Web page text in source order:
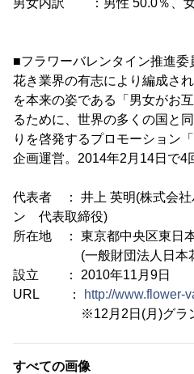
男女内訳 ：男性 50.0％、女
■フラワーバレンタイン推進
花き業界の有志により編成さ
を本来の姿である「男女がお
るために、世界の多くの国と
りを啓発するプロモーション
企画運営。2014年2月14日で4
代表者 ： 井上 英明(株式会社
ン 代表取締役)
所在地 ： 東京都中央区東日
(一般財団法人日本花
設立 ： 2010年11月9日
URL ：
http://www.flower-
※12月2日(月)グランド
すべての画像